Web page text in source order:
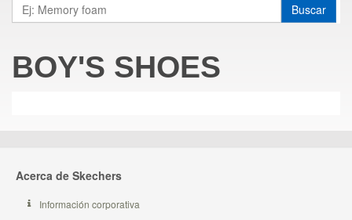
Buscar
BOY'S SHOES
Acerca de Skechers
Información corporativa